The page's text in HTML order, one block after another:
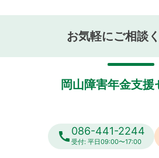
お気軽にご相談
岡山障害年金支援
call086-441-2244
受付: 平日09:00〜17:00